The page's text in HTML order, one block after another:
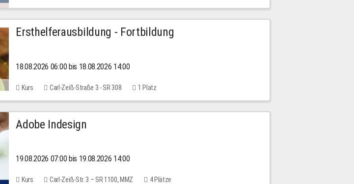
Ersthelferausbildung - Fortbildung
18.08.2026 06:00 bis 18.08.2026 14:00
Kurs Carl-Zeiß-Straße 3 - SR 308 1 Platz
Adobe Indesign
19.08.2026 07:00 bis 19.08.2026 14:00
Kurs Carl-Zeiß-Str. 3 – SR 1100, MMZ 4 Plätze